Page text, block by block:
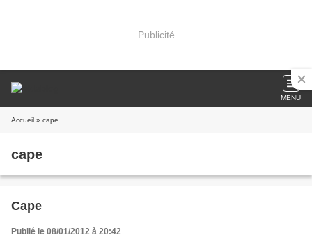
Publicité
MENU
Accueil » cape
cape
Cape
Publié le 08/01/2012 à 20:42